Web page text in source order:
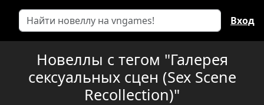
Вход
Новеллы с тегом "Галерея
сексуальных сцен (Sex Scene
Recollection)"